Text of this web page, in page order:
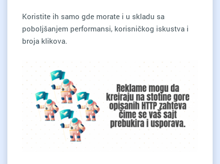
Koristite ih samo gde morate i u skladu sa
poboljšanjem performansi, korisničkog iskustva i
broja klikova.